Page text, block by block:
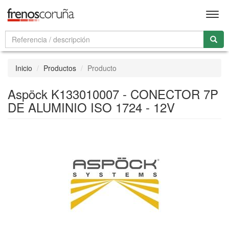
Inicio Productos Producto
Aspöck K133010007 - CONECTOR 7P
DE ALUMINIO ISO 1724 - 12V